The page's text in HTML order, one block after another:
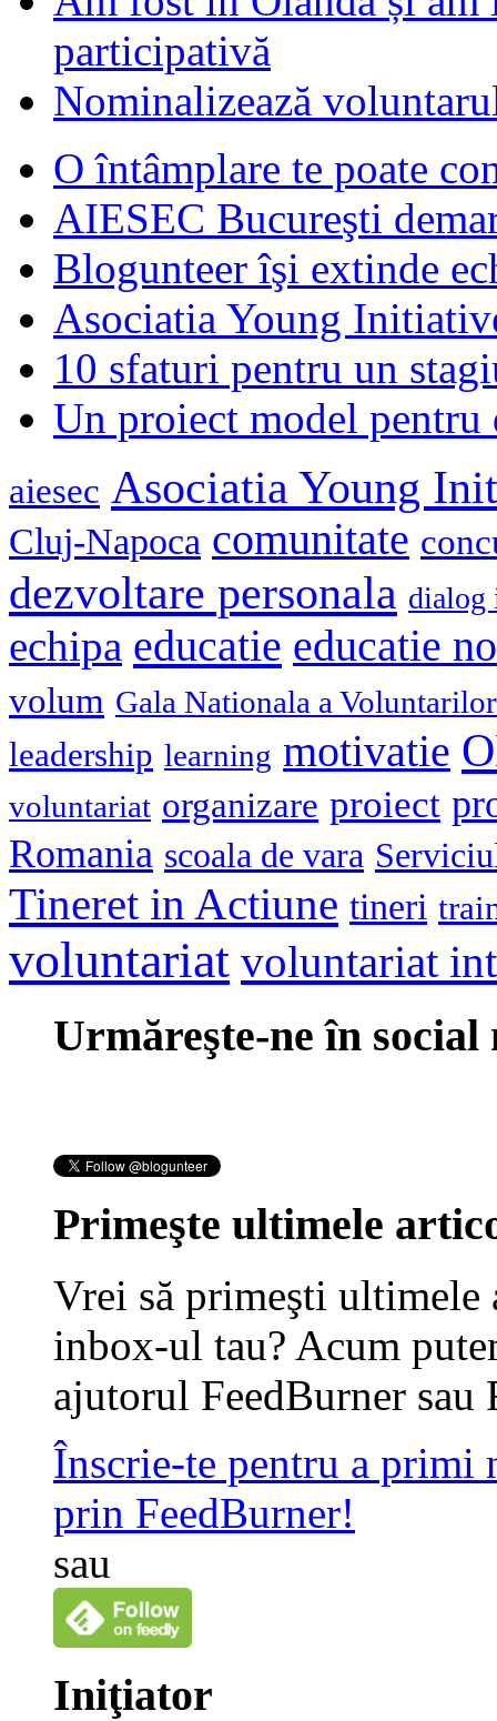
participativă
Nominalizează
O întâmplare te poate
AIESEC Bucureşti
Blogunteer îşi extinde
Asociatia Young
10 sfaturi pentru un
Un proiect model
aiesec Asociatia Young
Cluj-Napoca comunitate
dezvoltare personala dialog
echipa educatie educatie
volum Gala Nationala a Voluntarilor
leadership learning motivatie
voluntariat organizare proiect
Romania scoala de vara
Tineret in Actiune tineri
voluntariat voluntariat
Urmăreşte-ne în social
Primeşte ultimele
Vrei să primeşti
inbox-ul tau? Acum
ajutorul FeedBurner sau
Înscrie-te pentru a primi
prin FeedBurner!
sau
Iniţiator